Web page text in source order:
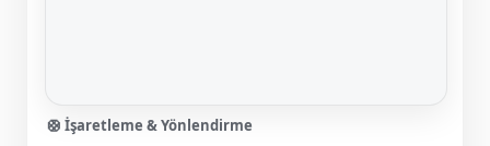
🛟 İşaretleme & Yönlendirme